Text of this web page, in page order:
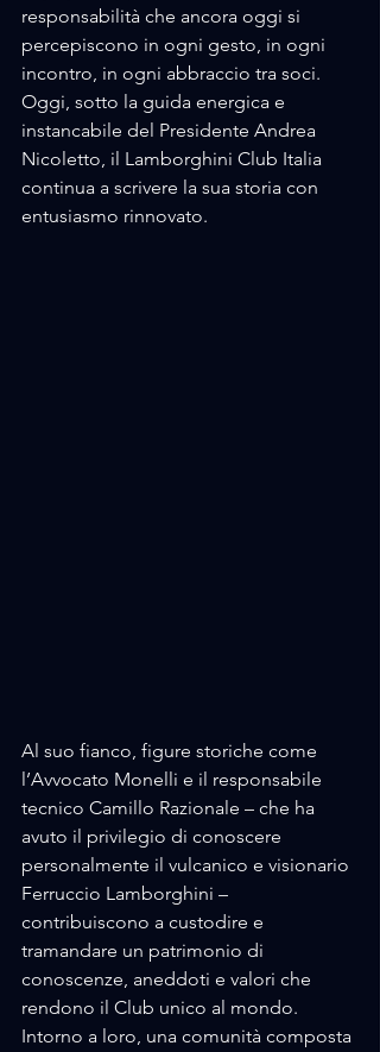
responsabilità che ancora oggi si
percepiscono in ogni gesto, in ogni
incontro, in ogni abbraccio tra soci.
Oggi, sotto la guida energica e
instancabile del Presidente Andrea
Nicoletto, il Lamborghini Club Italia
continua a scrivere la sua storia con
entusiasmo rinnovato.
Al suo fianco, figure storiche come
l’Avvocato Monelli e il responsabile
tecnico Camillo Razionale – che ha
avuto il privilegio di conoscere
personalmente il vulcanico e visionario
Ferruccio Lamborghini –
contribuiscono a custodire e
tramandare un patrimonio di
conoscenze, aneddoti e valori che
rendono il Club unico al mondo.
Intorno a loro, una comunità composta